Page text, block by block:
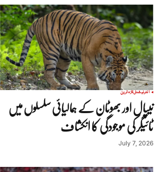
انٹرنیشنلتازہ ترین
نیپال اور بھوٹان کے ہمالیائی سلسلوں میں
ٹائیگر کی موجودگی کا انکشاف
July 7, 2026